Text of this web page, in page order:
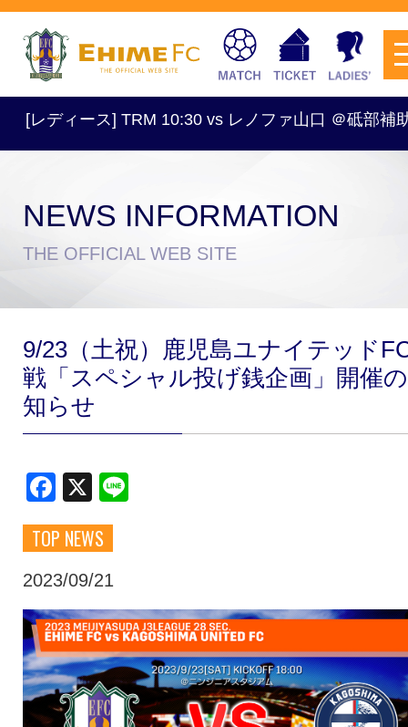
試合日程・結果 アクセス
クラブ・会社情報 レディース
ファンクラブ
チケットを購入
トップチーム アカデミー
スポンサー グッズ
ス] TRM 10:30 vs レノファ山口 ＠砥部補助競…
NEWS INFORMATION
THE OFFICIAL WEB SITE
9/23（土祝）鹿児島ユナイテッド
戦「スペシャル投げ銭企画」開催
知らせ
Facebook
X
TOP NEWS
2023/09/21